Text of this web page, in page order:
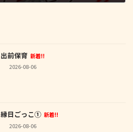
出前保育 新着!!
2026-08-06
縁日ごっこ① 新着!!
2026-08-06